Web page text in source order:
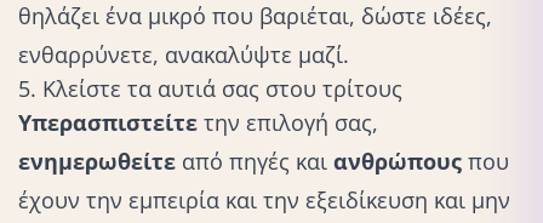
θηλάζει ένα μικρό που βαριέται, δώστε ιδέες,
ενθαρρύνετε, ανακαλύψτε μαζί.
5. Κλείστε τα αυτιά σας στου τρίτους
Υπερασπιστείτε την επιλογή σας,
ενημερωθείτε από πηγές και ανθρώπους που
έχουν την εμπειρία και την εξειδίκευση και μην